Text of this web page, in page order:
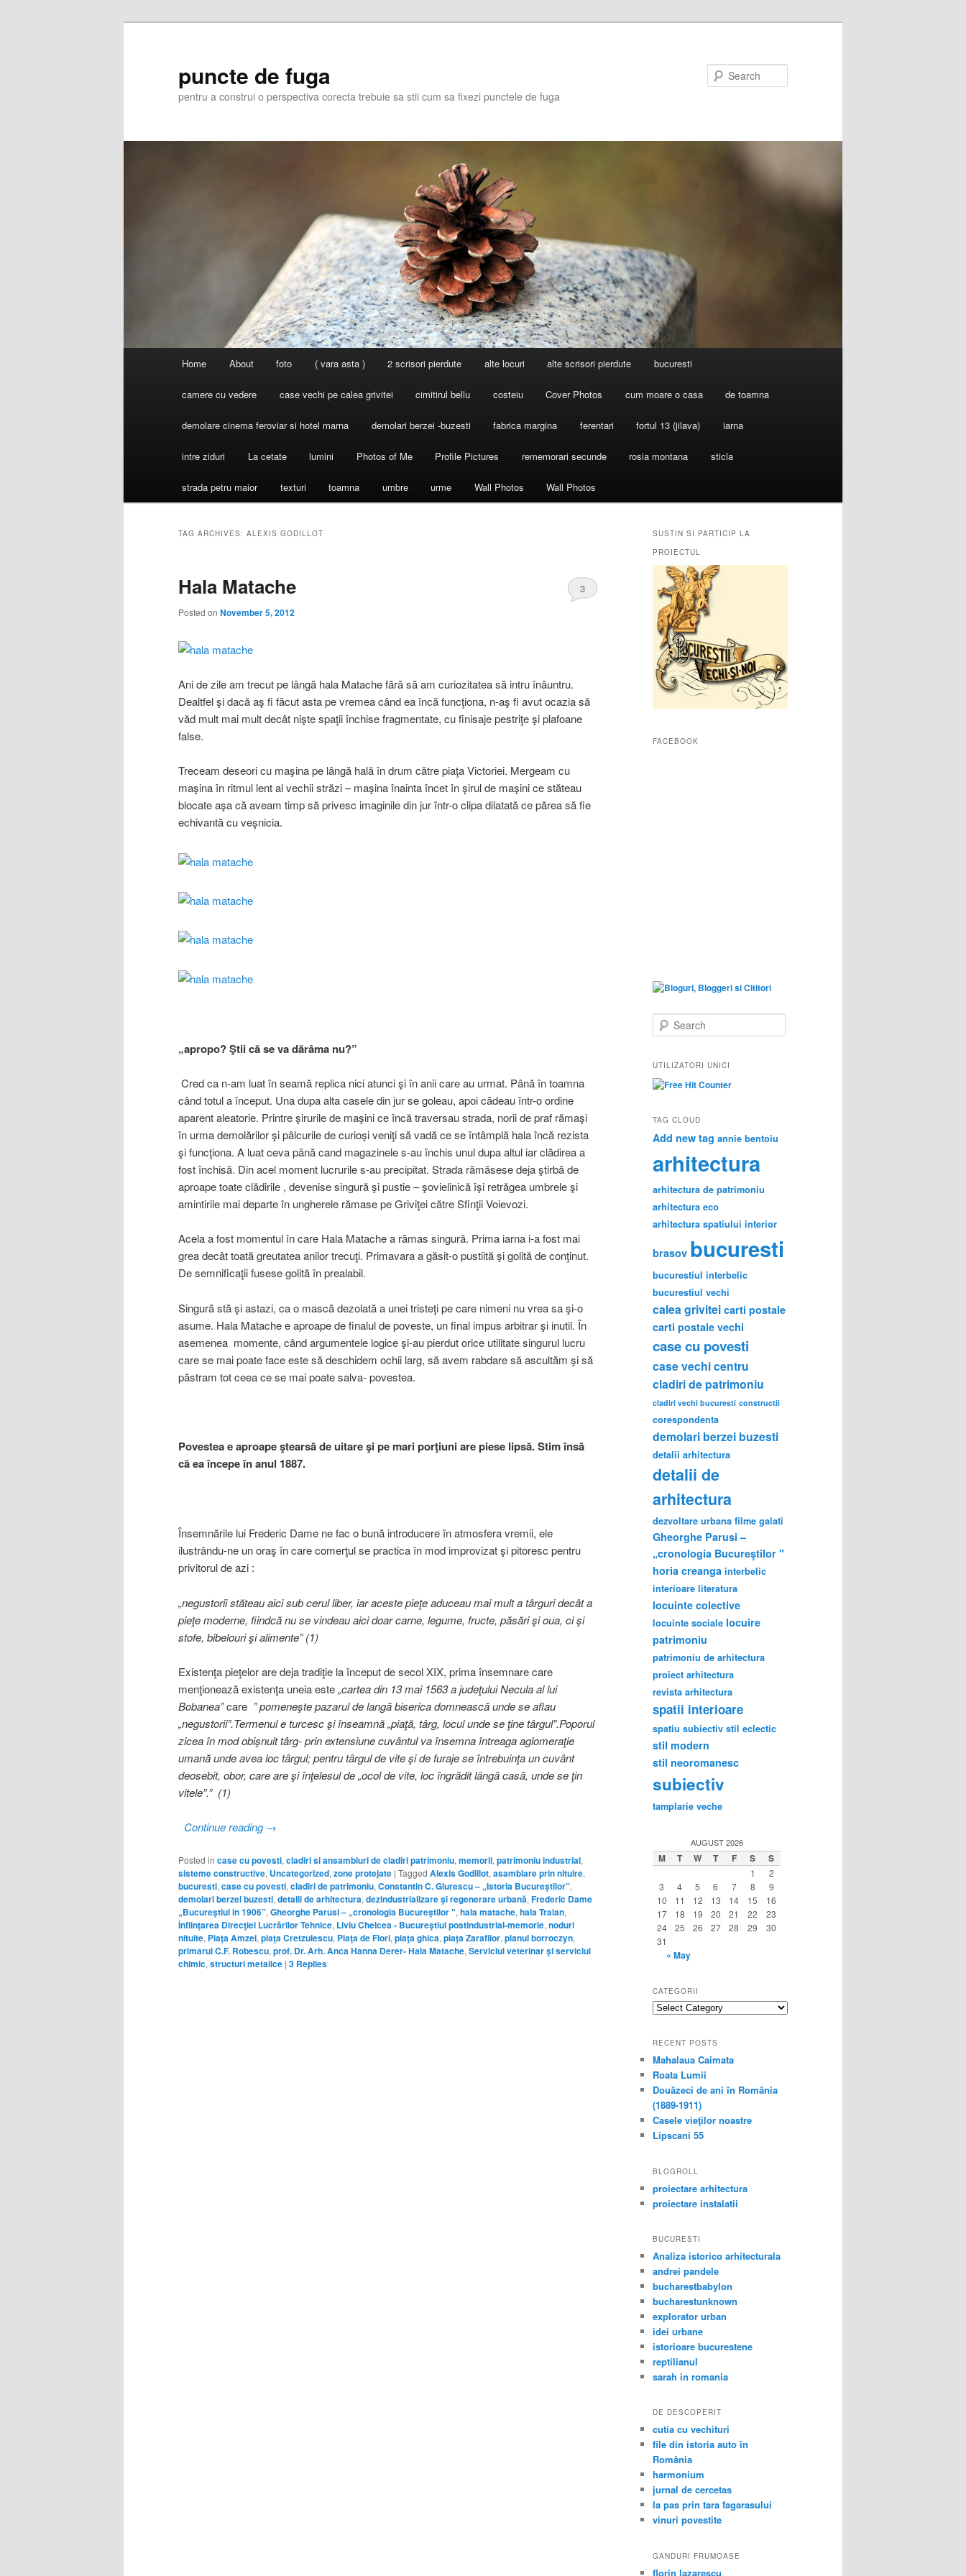
puncte de fuga
pentru a construi o perspectiva corecta trebuie sa stii cum sa fixezi punctele de fuga
Home About foto ( vara asta ) 2 scrisori pierdute alte locuri alte scrisori pierdute bucuresti
camere cu vedere case vechi pe calea grivitei cimitirul bellu costeiu Cover Photos cum moare o casa de toamna
demolare cinema feroviar si hotel marna demolari berzei -buzesti fabrica margina ferentari fortul 13 (jilava) iarna
intre ziduri La cetate lumini Photos of Me Profile Pictures rememorari secunde rosia montana sticla
strada petru maior texturi toamna umbre urme Wall Photos Wall Photos
TAG ARCHIVES: ALEXIS GODILLOT
Hala Matache
Posted on November 5, 2012
3
Ani de zile am trecut pe lângă hala Matache fără să am curiozitatea să intru înăuntru.
Dealtfel şi dacă aş fi făcut asta pe vremea când ea încă funcţiona, n-aş fi avut ocazia să
văd mult mai mult decât nişte spaţii închise fragmentate, cu finisaje pestriţe şi plafoane
false.
Treceam deseori cu maşina pe lângă hală în drum către piaţa Victoriei. Mergeam cu
maşina în ritmul lent al vechii străzi – maşina înainta încet în şirul de maşini ce stăteau
blocate aşa că aveam timp să privesc imaginile din jur într-o clipa dilatată ce părea să fie
echivantă cu veşnicia.
„apropo? Ştii că se va dărâma nu?”
Cred ca n-am luat în seamă replica nici atunci şi în anii care au urmat. Până în toamna
când totul a început. Una dupa alta casele din jur se goleau, apoi cădeau într-o ordine
aparent aleatorie. Printre şirurile de maşini ce încă traversau strada, norii de praf rămaşi
în urma demolărilor şi pâlcurile de curioşi veniţi să vadă ce se întâmplă hala încă rezista
şi funcţiona. A luat ceva până cand magazinele s-au închis unul dupa altul iar clădirea a
fost închisă. Din acel moment lucrurile s-au precipitat. Strada rămăsese deja ştirbă de
aproape toate clădirile , devenise singură şi pustie – şovielinică îşi retrăgea umbrele şi
amintirile mai departe în ungherele rămase pe Griviţei către Sfinţii Voievozi.
Acela a fost momentul în care Hala Matache a rămas singură. Prima iarna i-a fost mai
grea decât toată greutatea anilor trecuţi. Primavara a găsit-o pustiită şi golită de conţinut.
De semnificaţii fusese golită în prealabil.
Singură stă şi astazi, ca o mască dezolată a unei tristeţi pe care nimeni nu vrea sa şi-o
asume. Hala Matache e aproape de finalul de poveste, un final impus arbitrar şi inutil. În
asemenea momente, când argumentele logice şi-au pierdut orice utilitate singurul lucru
care se mai poate face este să deschidem ochii larg, să avem rabdare să ascultăm şi să
păstram tot ceea ce se mai poate salva- povestea.
Povestea e aproapeştearsăde uitareşi pe mari porţiuni are piese lipsă. Stimînsă
căeaîncepeîn anul 1887.
Însemnările lui Frederic Dame ne fac o bună introducere în atmosfera vremii, ele
ilustrându-ne un oraş în care comerţul se practica în mod improvizat şi pitoresc pentru
privitorul de azi :
„negustorii stăteau aici sub cerul liber, iar aceste pieţe aduceau mai mult a târguri decât a
pieţe moderne, fiindcănu se vindeau aici doar carne, legume, fructe, păsărişi oua, cişi
stofe, bibelourişi alimente” (1)
Existenţa pieţelor are deja tradiţie la început de secol XIX, prima însemnare care
menţionează existenţa uneia este„cartea din 13 mai 1563 a judeţului Necula al lui
Bobanea”care ” pomeneşte pazarul de langăbiserica domneascăunde se aflau
„negustorii”.Termenul e turcescşiînseamnă„piaţă, târg, locul unde seţine târgul”.Poporul
zicea în mod obişnuit târg- prin extensiune cuvântul va însemna întreaga aglomeraţie
umanăunde avea loc târgul; pentru târgul de viteşi de furaje se întrebuinţa un cuvânt
deosebit, obor, care areşiînţelesul de „ocol de vite, loc îngrădit lângăcasă, unde seţin
vitele”.” (1)
Continue reading →
Posted in case cu povesti, cladiri si ansambluri de cladiri patrimoniu, memorii, patrimoniu industrial,
sisteme constructive, Uncategorized, zone protejate | Tagged Alexis Godillot, asamblare prin nituire,
bucuresti, case cu povesti, cladiri de patrimoniu, Constantin C. Giurescu – „Istoria Bucureştilor”,
demolari berzei buzesti, detalii de arhitectura, dezindustrializare şi regenerare urbană, Frederic Dame
„Bucureştiul in 1906”, Gheorghe Parusi – „cronologia Bucureştilor ", hala matache, hala Traian,
Înfiinţarea Direcţiei Lucrărilor Tehnice, Liviu Chelcea - Bucureştiul postindustrial-memorie, noduri
nituite, Piaţa Amzei, piaţa Cretzulescu, Piaţa de Flori, piaţa ghica, piaţa Zarafilor, planul borroczyn,
primarul C.F. Robescu, prof. Dr. Arh. Anca Hanna Derer- Hala Matache, Serviciul veterinar şi serviciul
chimic, structuri metalice | 3 Replies
SUSTIN SI PARTICIP LA
PROIECTUL
FACEBOOK
e
r
h
UTILIZATORI UNICI
TAG CLOUD
Add new tag annie bentoiu
arhitectura
arhitectura de patrimoniu
arhitectura eco
arhitectura spatiului interior
brasov bucuresti
bucurestiul interbelic
bucurestiul vechi
calea grivitei carti postale
carti postale vechi
case cu povesti
case vechicentru
cladiri de patrimoniu
cladiri vechi bucuresti constructii
corespondenta
demolari berzei buzesti
detalii arhitectura
detalii de
arhitectura
dezvoltare urbana filme galati
Gheorghe Parusi –
„cronologia Bucureştilor "
horia creanga interbelic
interioare literatura
locuinte colective
locuinte sociale locuire
patrimoniu
patrimoniu de arhitectura
proiect arhitectura
revista arhitectura
spatii interioare
spatiu subiectiv stil eclectic
stil modern
stil neoromanesc
subiectiv
tamplarie veche
AUGUST 2026
M T W T F S S
1
2
3
4 5 6 7 8
9
10
11 12 13 14 15
16
17
18 19 20 21 22
23
24
25 26 27 28 29
30
31
« May
CATEGORII
categorii
RECENT POSTS
Mahalaua Caimata
Roata Lumii
Douăzeci de ani în România
(1889-1911)
Casele vieţilor noastre
Lipscani 55
BLOGROLL
proiectare arhitectura
proiectare instalatii
BUCURESTI
Analiza istorico arhitecturala
andrei pandele
bucharestbabylon
bucharestunknown
explorator urban
idei urbane
istorioare bucurestene
reptilianul
sarah in romania
DE DESCOPERIT
cutia cu vechituri
file din istoria auto în
România
harmonium
jurnal de cercetas
la pas prin tara fagarasului
vinuri povestite
GANDURI FRUMOASE
florin lazarescu